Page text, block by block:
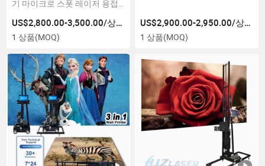
기 마이크로 스폿 레이저 용접
기계 100W 200W 치과 금 은 보
석용
US$2,800.00-3,500.00/상품
1 상품(MOQ)
US$2,900.00-2,950.00/상품
1 상품(MOQ)